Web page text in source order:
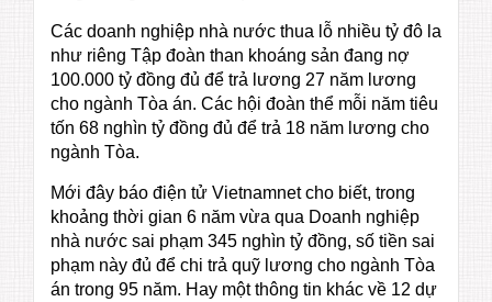
Các doanh nghiệp nhà nước thua lỗ nhiều tỷ đô la
như riêng Tập đoàn than khoáng sản đang nợ
100.000 tỷ đồng đủ để trả lương 27 năm lương
cho ngành Tòa án. Các hội đoàn thể mỗi năm tiêu
tốn 68 nghìn tỷ đồng đủ để trả 18 năm lương cho
ngành Tòa.
Mới đây báo điện tử Vietnamnet cho biết, trong
khoảng thời gian 6 năm vừa qua Doanh nghiệp
nhà nước sai phạm 345 nghìn tỷ đồng, số tiền sai
phạm này đủ để chi trả quỹ lương cho ngành Tòa
án trong 95 năm. Hay một thông tin khác về 12 dự